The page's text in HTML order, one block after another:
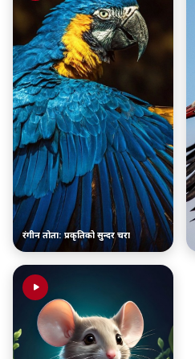
रंगीन तोता: प्रकृतिको सुन्दर चरा